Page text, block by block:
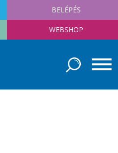
BELÉPÉS
WEBSHOP